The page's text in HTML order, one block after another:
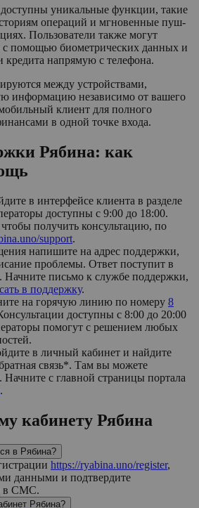
уникальные функции, такие
операций и мгновенные пуш-
Пользователи также могут
с помощью биометрических данных и
кредита напрямую с телефона.
между устройствами,
информацию независимо от вашего
клиент для полного
в одной точке входа.
Рябина: как
в интерфейсе клиента в разделе
доступны с 9:00 до 18:00.
получить консультацию, по
support.
напишите на адрес поддержки,
проблемы. Ответ поступит в
Начните письмо к службе поддержки,
в поддержку.
на горячую линию по номеру 8
доступны с 8:00 до 20:00
помогут с решением любых
в личный кабинет и найдите
связь*. Там вы можете
Начните с главной страницы портала
.
кабинету Рябина
в Рябина?
https://ryabina.uno/register,
данными и подтвердите
в СМС.
Рябина?